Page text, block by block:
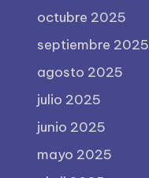
octubre 2025
septiembre 2025
agosto 2025
julio 2025
junio 2025
mayo 2025